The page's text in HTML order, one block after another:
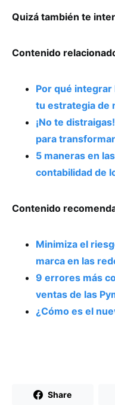
Quizá también te
Contenido
Por qué integrar
tu estrategia de
¡No te
para
5 maneras en
contabilidad de
Contenido
Minimiza el
marca en las
9 errores más
ventas de las
¿Cómo es el
Share